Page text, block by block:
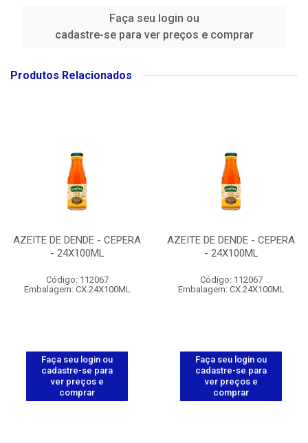
Faça seu login ou
cadastre-se para ver preços e comprar
Produtos Relacionados
AZEITE DE DENDE - CEPERA
- 24X100ML
Código: 112067
Embalagem: CX.24X100ML
Faça seu login ou
cadastre-se para
ver preços e
comprar
AZEITE DE DENDE - CEPERA
- 24X100ML
Código: 112067
Embalagem: CX.24X100ML
Faça seu login ou
cadastre-se para
ver preços e
comprar